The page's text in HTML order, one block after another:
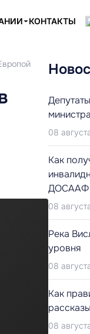
КОНТАКТЫ
08
Как
ДОСААФ
08
Река
уровня
08
Как
08